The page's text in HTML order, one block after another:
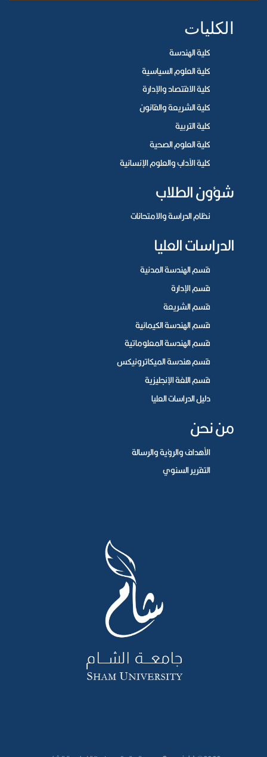
الكليات
كلية الهندسة
كلية العلوم السياسية
كلية الاقتصاد والإدارة
كلية الشريعة والقانون
كلية التربية
كلية العلوم الصحية
كلية الآداب والعلوم الإنسانية
شؤون الطلاب
نظام الدراسة والامتحانات
الدراسات العليا
قسم الهندسة المدنية
قسم الإدارة
قسم الشريعة
قسم الهندسة الكيمائية
قسم الهندسة المعلوماتية
قسم هندسة الميكاترونيكس
قسم اللغة الإنجليزية
دليل الدراسات العليا
من نحن
الأهداف والرؤية والرسالة
التقرير السنوي